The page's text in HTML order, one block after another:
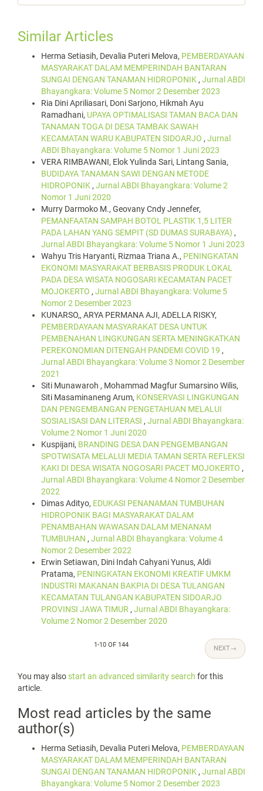
Similar Articles
Herma Setiasih, Devalia Puteri Melova, PEMBERDAYAAN
MASYARAKAT DALAM MEMPERINDAH BANTARAN
SUNGAI DENGAN TANAMAN HIDROPONIK, Jurnal ABDI
Bhayangkara: Volume 5 Nomor 2 Desember 2023
Ria Dini Apriliasari, Doni Sarjono, Hikmah Ayu
Ramadhani, UPAYA OPTIMALISASI TAMAN BACA DAN
TANAMAN TOGA DI DESA TAMBAK SAWAH
KECAMATAN WARU KABUPATEN SIDOARJO , Jurnal
ABDI Bhayangkara: Volume 5 Nomor 1 Juni 2023
VERA RIMBAWANI, Elok Yulinda Sari, Lintang Sania,
BUDIDAYA TANAMAN SAWI DENGAN METODE
HIDROPONIK, Jurnal ABDI Bhayangkara: Volume 2
Nomor 1 Juni 2020
Murry Darmoko M., Geovany Cndy Jennefer,
PEMANFAATAN SAMPAH BOTOL PLASTIK 1,5 LITER
PADA LAHAN YANG SEMPIT (SD DUMAS SURABAYA) ,
Jurnal ABDI Bhayangkara: Volume 5 Nomor 1 Juni 2023
Wahyu Tris Haryanti, Rizmaa Triana A., PENINGKATAN
EKONOMI MASYARAKAT BERBASIS PRODUK LOKAL
PADA DESA WISATA NOGOSARI KECAMATAN PACET
MOJOKERTO , Jurnal ABDI Bhayangkara: Volume 5
Nomor 2 Desember 2023
KUNARSO,, ARYA PERMANA AJI, ADELLA RISKY,
PEMBERDAYAAN MASYARAKAT DESA UNTUK
PEMBENAHAN LINGKUNGAN SERTA MENINGKATKAN
PEREKONOMIAN DITENGAH PANDEMI COVID 19 ,
Jurnal ABDI Bhayangkara: Volume 3 Nomor 2 Desember
2021
Siti Munawaroh , Mohammad Magfur Sumarsino Wilis,
Siti Masaminaneng Arum, KONSERVASI LINGKUNGAN
DAN PENGEMBANGAN PENGETAHUAN MELALUI
SOSIALISASI DAN LITERASI , Jurnal ABDI Bhayangkara:
Volume 2 Nomor 1 Juni 2020
Kuspijani, BRANDING DESA DAN PENGEMBANGAN
SPOTWISATA MELALUI MEDIA TAMAN SERTA REFLEKSI
KAKI DI DESA WISATA NOGOSARI PACET MOJOKERTO ,
Jurnal ABDI Bhayangkara: Volume 4 Nomor 2 Desember
2022
Dimas Adityo, EDUKASI PENANAMAN TUMBUHAN
HIDROPONIK BAGI MASYARAKAT DALAM
PENAMBAHAN WAWASAN DALAM MENANAM
TUMBUHAN , Jurnal ABDI Bhayangkara: Volume 4
Nomor 2 Desember 2022
Erwin Setiawan, Dini Indah Cahyani Yunus, Aldi
Pratama, PENINGKATAN EKONOMI KREATIF UMKM
INDUSTRI MAKANAN BAKPIA DI DESA TULANGAN
KECAMATAN TULANGAN KABUPATEN SIDOARJO
PROVINSI JAWA TIMUR, Jurnal ABDI Bhayangkara:
Volume 2 Nomor 2 Desember 2020
1-10 OF 144 NEXT→
You may also start an advanced similarity search for this
article.
Most read articles by the same
author(s)
Herma Setiasih, Devalia Puteri Melova, PEMBERDAYAAN
MASYARAKAT DALAM MEMPERINDAH BANTARAN
SUNGAI DENGAN TANAMAN HIDROPONIK, Jurnal ABDI
Bhayangkara: Volume 5 Nomor 2 Desember 2023